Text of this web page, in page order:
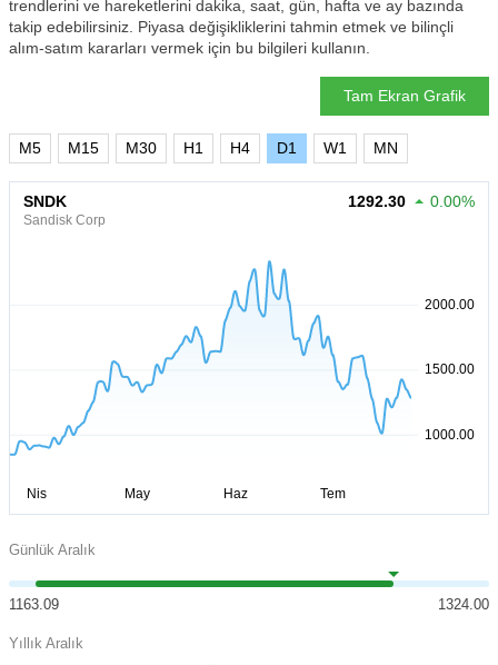
trendlerini ve hareketlerini dakika, saat, gün, hafta ve ay bazında
takip edebilirsiniz. Piyasa değişikliklerini tahmin etmek ve bilinçli
alım-satım kararları vermek için bu bilgileri kullanın.
Tam Ekran Grafik
M5 M15 M30 H1 H4 D1 W1 MN
SNDK
Sandisk Corp
1292.30 0.00%
Günlük Aralık
1163.09 1324.00
Yıllık Aralık